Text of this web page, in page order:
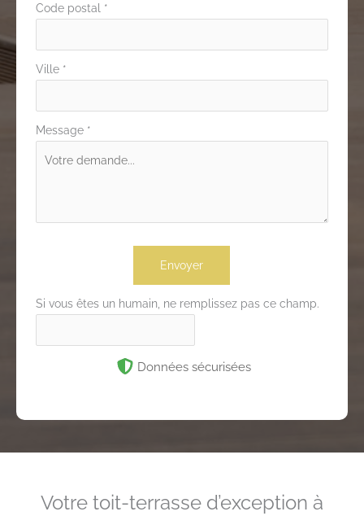
Code postal *
Ville *
Message *
Envoyer
Si vous êtes un humain, ne remplissez pas ce champ.
Données sécurisées
Votre toit-terrasse d’exception à